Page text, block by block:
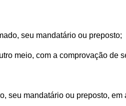
seu mandatário ou preposto;
meio, com a comprovação
seu mandatário ou preposto,